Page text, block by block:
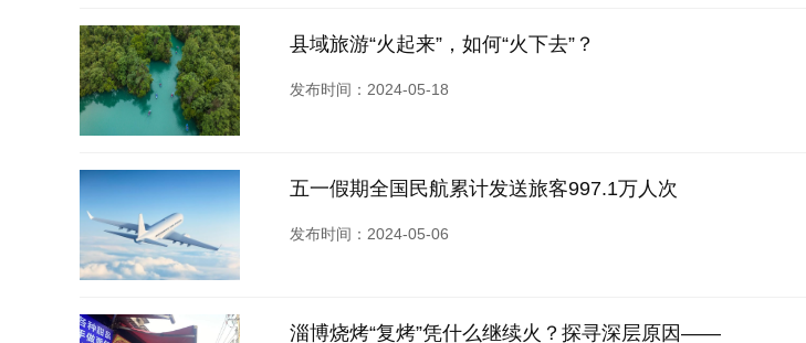
县域旅游“火起来”，如何“火下去”？
发布时间：2024-05-18
五一假期全国民航累计发送旅客997.1万人次
发布时间：2024-05-06
淄博烧烤“复烤”凭什么继续火？探寻深层原因——